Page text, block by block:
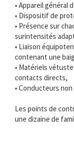
• Appareil général
• Dispositif de
• Présence sur
surintensités
• Liaison
contenant une
• Matériels
contacts directs,
• Conducteurs
Les points de
une dizaine de